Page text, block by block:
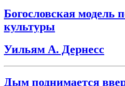
Богословская модель
культуры
Уильям А. Дернесс
Дым поднимается